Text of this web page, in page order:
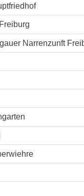
Narrenzunft